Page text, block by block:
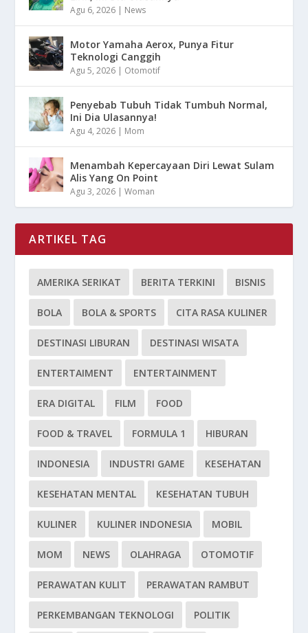
Agu 6, 2026 | News
Motor Yamaha Aerox, Punya Fitur
Teknologi Canggih
Agu 5, 2026 | Otomotif
Penyebab Tubuh Tidak Tumbuh Normal,
Ini Dia Ulasannya!
Agu 4, 2026 | Mom
Menambah Kepercayaan Diri Lewat Sulam
Alis Yang On Point
Agu 3, 2026 |Woman
ARTIKEL TAG
AMERIKA SERIKAT BERITA TERKINI BISNIS
BOLA BOLA & SPORTS CITA RASA KULINER
DESTINASI LIBURAN DESTINASI WISATA
ENTERTAIMENT ENTERTAINMENT
ERA DIGITAL FILM FOOD
FOOD & TRAVEL FORMULA 1 HIBURAN
INDONESIA INDUSTRI GAME KESEHATAN
KESEHATAN MENTAL KESEHATAN TUBUH
KULINER KULINER INDONESIA MOBIL
MOM NEWS OLAHRAGA OTOMOTIF
PERAWATAN KULIT PERAWATAN RAMBUT
PERKEMBANGAN TEKNOLOGI POLITIK